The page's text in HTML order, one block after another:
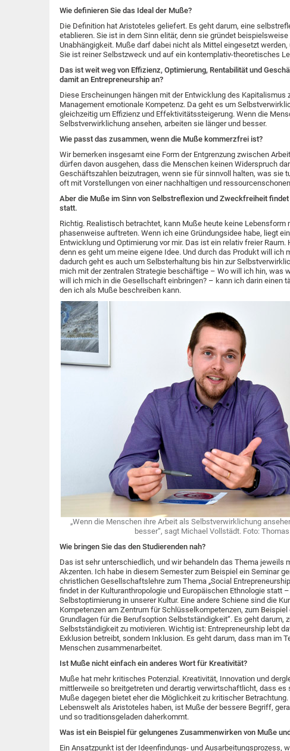
Wie definieren Sie das Ideal der Muße?
Die Definition hat Aristoteles geliefert. Es geht darum, eine
etablieren. Sie ist in dem Sinn elitär, denn sie gründet
Unabhängigkeit. Muße darf dabei nicht als Mittel eingesetzt werden,
Sie ist reiner Selbstzweck und auf ein kontemplativ-theoretisches
Das ist weit weg von Effizienz, Optimierung, Rentabilität und
damit an Entrepreneurship an?
Diese Erscheinungen hängen mit der Entwicklung des Kapitalismus
Management emotionale Kompetenz. Da geht es um
gleichzeitig um Effizienz und Effektivitätssteigerung. Wenn die
Selbstverwirklichung ansehen, arbeiten sie länger und besser.
Wie passt das zusammen, wenn die Muße kommerzfrei ist?
Wir bemerken insgesamt eine Form der Entgrenzung zwischen
dürfen davon ausgehen, dass die Menschen keinen Widerspruch
Geschäftszahlen beizutragen, wenn sie für sinnvoll halten, was sie
oft mit Vorstellungen von einer nachhaltigen und
Aber die Muße im Sinn von Selbstreflexion und Zweckfreiheit
statt.
Richtig. Realistisch betrachtet, kann Muße heute keine Lebensform
phasenweise auftreten. Wenn ich eine Gründungsidee habe, liegt
Entwicklung und Optimierung vor mir. Das ist ein relativ freier Raum.
denn es geht um meine eigene Idee. Und durch das Produkt will ich
dadurch geht es auch um Selbsterhaltung bis hin zur
mich mit der zentralen Strategie beschäftige – Wo will ich hin, was
will ich mich in die Gesellschaft einbringen? – kann ich darin einen
den ich als Muße beschreiben kann.
„Wenn die Menschen ihre Arbeit als Selbstverwirklichung
besser“, sagt Michael Vollstädt. Foto:
Wie bringen Sie das den Studierenden nah?
Das ist sehr unterschiedlich, und wir behandeln das Thema jeweils
Akzenten. Ich habe in diesem Semester zum Beispiel ein Seminar
christlichen Gesellschaftslehre zum Thema „Social
findet in der Kulturanthropologie und Europäischen Ethnologie statt
Selbstoptimierung in unserer Kultur. Eine andere Schiene sind die
Kompetenzen am Zentrum für Schlüsselkompetenzen, zum Beispiel
Grundlagen für die Berufsoption Selbstständigkeit“. Es geht darum,
Selbstständigkeit zu motivieren. Wichtig ist: Entrepreneurship lebt
Exklusion betreibt, sondern Inklusion. Es geht darum, dass man im
Menschen zusammenarbeitet.
Ist Muße nicht einfach ein anderes Wort für Kreativität?
Muße hat mehr kritisches Potenzial. Kreativität, Innovation und
mittlerweile so breitgetreten und derartig verwirtschaftlicht, dass es
Muße dagegen bietet eher die Möglichkeit zu kritischer
Lebenswelt als Aristoteles haben, ist Muße der bessere Begriff,
und so traditionsgeladen daherkommt.
Was ist ein Beispiel für gelungenes Zusammenwirken von Muße
Ein Ansatzpunkt ist der Ideenfindungs- und Ausarbeitungsprozess,